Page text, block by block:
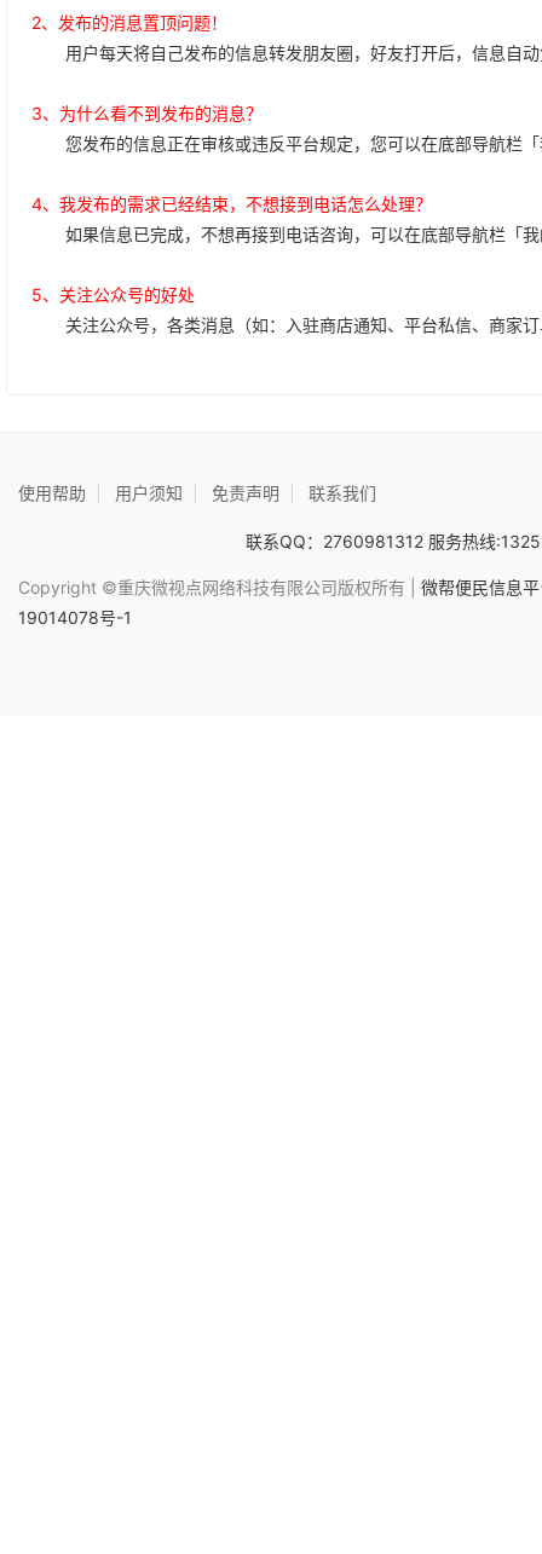
2、发布的消息置顶问题！
用户每天将自己发布的信息转发朋友圈，好友打开后，信息自
3、为什么看不到发布的消息？
您发布的信息正在审核或违反平台规定，您可以在底部导航栏
4、我发布的需求已经结束，不想接到电话怎么处理？
如果信息已完成，不想再接到电话咨询，可以在底部导航栏「
5、关注公众号的好处
关注公众号，各类消息（如：入驻商店通知、平台私信、商家
使用帮助 用户须知 免责声明 联系我们
联系QQ：2760981312 服务热线
Copyright ©重庆微视点网络科技有限公司版权所有 |
微帮便民信息
19014078号-1